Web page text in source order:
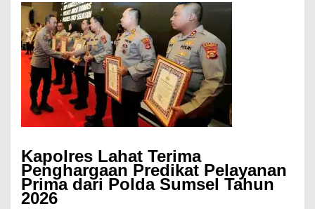
Kapolres Lahat Terima
Penghargaan Predikat Pelayanan
Prima dari Polda Sumsel Tahun
2026